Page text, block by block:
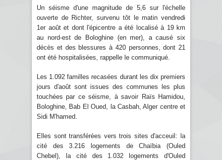
Un séisme d'une magnitude de 5,6 sur l'échelle
ouverte de Richter, survenu tôt le matin vendredi
1er août et dont l'épicentre a été localisé à 19 km
au nord-est de Bologhine (en mer), a causé six
décès et des blessures à 420 personnes, dont 21
ont été hospitalisées, rappelle le communiqué.
Les 1.092 familles recasées durant les dix premiers
jours d'août sont issues des communes les plus
touchées par ce séisme, à savoir Raïs Hamidou,
Bologhine, Bab El Oued, la Casbah, Alger centre et
Sidi M'hamed.
Elles sont transférées vers trois sites d'acceuil: la
cité des 3.216 logements de Chaïbia (Ouled
Chebel), la cité des 1.032 logements d'Ouled